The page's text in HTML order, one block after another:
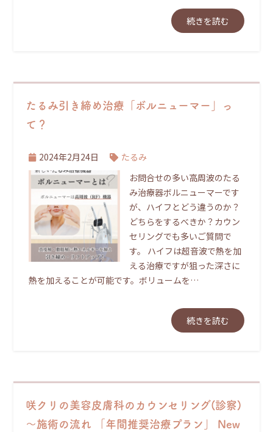
続きを読む
たるみ引き締め治療「ボルニューマー」っ
て？
2024年2月24日
たるみ
お問合せの多い高周波のたる
み治療器ボルニューマーです
が、ハイフとどう違うのか？
どちらをするべきか？カウン
セリングでも多いご質問で
す。 ハイフは超音波で熱を加
える治療ですが狙った深さに
熱を加えることが可能です。ボリュームを…
続きを読む
咲クリの美容皮膚科のカウンセリング(診察)
～施術の流れ 「年間推奨治療プラン」 New